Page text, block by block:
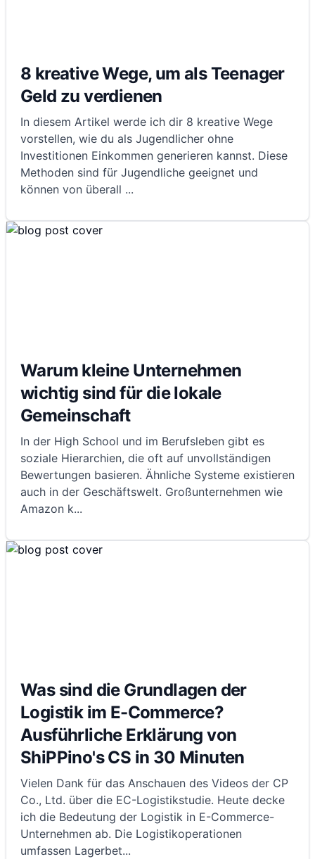
8 kreative Wege, um als Teenager
Geld zu verdienen
In diesem Artikel werde ich dir 8 kreative Wege
vorstellen, wie du als Jugendlicher ohne
Investitionen Einkommen generieren kannst. Diese
Methoden sind für Jugendliche geeignet und
können von überall ...
Warum kleine Unternehmen
wichtig sind für die lokale
Gemeinschaft
In der High School und im Berufsleben gibt es
soziale Hierarchien, die oft auf unvollständigen
Bewertungen basieren. Ähnliche Systeme existieren
auch in der Geschäftswelt. Großunternehmen wie
Amazon k...
Was sind die Grundlagen der
Logistik im E-Commerce?
Ausführliche Erklärung von
ShiPPino's CS in 30 Minuten
Vielen Dank für das Anschauen des Videos der CP
Co., Ltd. über die EC-Logistikstudie. Heute decke
ich die Bedeutung der Logistik in E-Commerce-
Unternehmen ab. Die Logistikoperationen
umfassen Lagerbet...